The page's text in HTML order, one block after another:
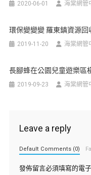
2020-06-01 海棠網管
環保變變變 羅東鎮資源
2019-11-20 海棠網管
長腳蜂在公園兒童遊樂區
2019-09-23 海棠網管
Leave a reply
Default Comments (0)
發佈留言必須填寫的電